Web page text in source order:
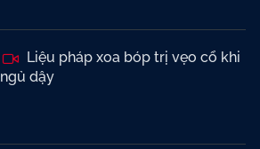
Liệu pháp xoa bóp trị vẹo cổ khi
ngủ dậy